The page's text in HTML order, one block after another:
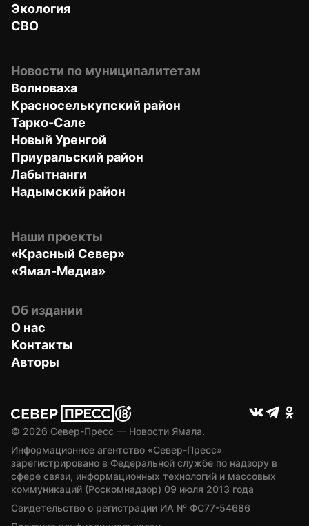
Экология
СВО
Новости по муниципалитетам
Волноваха
Красноселькупский район
Тарко-Сале
Новый Уренгой
Приуральский район
Лабытнанги
Надымский район
Наши проекты
«Красный Север»
«Ямал-Медиа»
Об издании
О нас
Контакты
Авторы
© 2026 Север-Пресс — Новости Ямала.
Информационное агентство «Север-Пресс»
зарегистрировано в Федеральной службе по надзору в
сфере связи, информационных технологий и массовых
коммуникаций (Роскомнадзор) 09 июля 2013 года
Свидетельство о регистрации ИА № ФС77-54686